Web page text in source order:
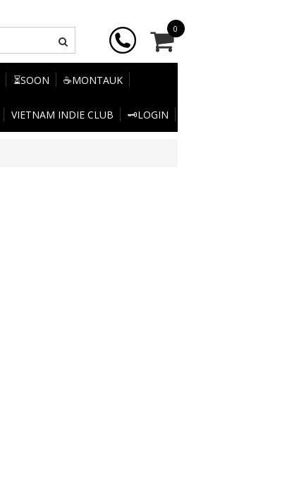
0
⏳SOON ☕MONTAUK
VIETNAM INDIE CLUB 🗝️LOGIN